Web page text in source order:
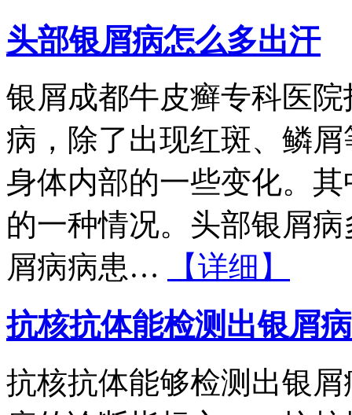
头部银屑病怎么多出汗
银屑成都牛皮癣专科医
病，除了出现红斑、鳞
身体内部的一些变化。
的一种情况。头部银屑
屑病病患…
【详细】
抗核抗体能检测出银屑
抗核抗体能够检测出银